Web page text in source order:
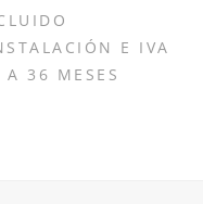
E IVA
36 MESES